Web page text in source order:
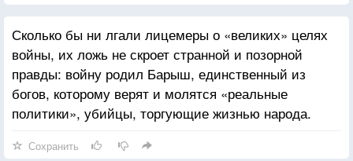
Сколько бы ни лгали лицемеры о «великих» целях
войны, их ложь не скроет странной и позорной
правды: войну родил Барыш, единственный из
богов, которому верят и молятся «реальные
политики», убийцы, торгующие жизнью народа.
Сохранить